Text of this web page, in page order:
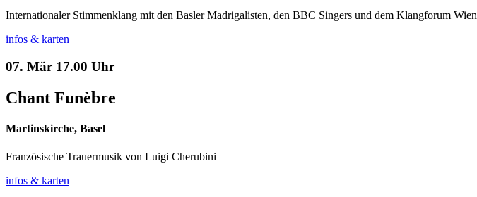
Internationaler Stimmenklang mit den Basler Madrigalisten, den BBC Singers und dem Klangforum Wien
infos & karten
07. Mär 17.00 Uhr
Chant Funèbre
Martinskirche, Basel
Französische Trauermusik von Luigi Cherubini
infos & karten